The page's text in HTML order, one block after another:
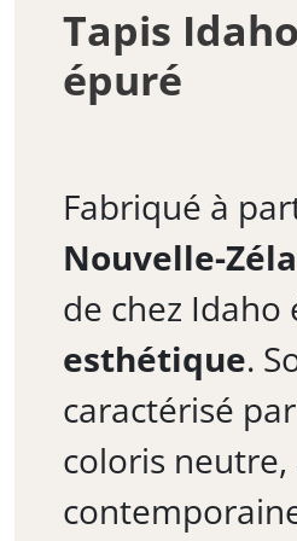
Tapis
épuré
Fabriqué à
Nouvelle-
de chez
esthétique.
caractérisé
coloris